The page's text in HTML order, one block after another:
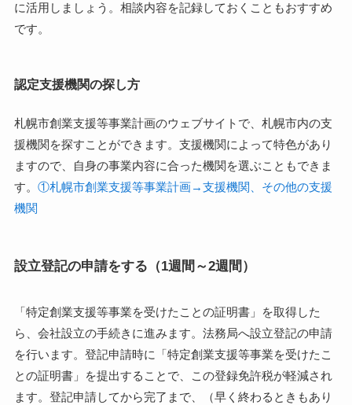
に活用しましょう。相談内容を記録しておくこともおすすめ
です。
認定支援機関の探し方
札幌市創業支援等事業計画のウェブサイトで、札幌市内の支
援機関を探すことができます。支援機関によって特色があり
ますので、自身の事業内容に合った機関を選ぶこともできま
す。 ①札幌市創業支援等事業計画→支援機関、その他の支援
機関
設立登記の申請をする（1週間～2週間）
「特定創業支援等事業を受けたことの証明書」を取得した
ら、会社設立の手続きに進みます。法務局へ設立登記の申請
を行います。登記申請時に「特定創業支援等事業を受けたこ
との証明書」を提出することで、この登録免許税が軽減され
ます。登記申請してから完了まで、（早く終わるときもあり